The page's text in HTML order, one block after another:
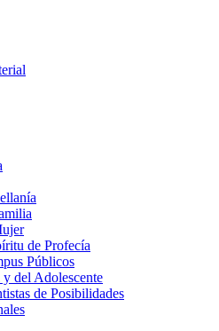
de Profecía
Públicos
del Adolescente
de Posibilidades